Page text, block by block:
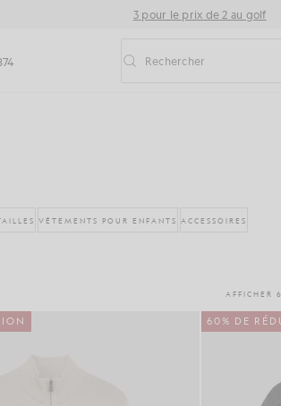
3 pour le prix de 2 au golf
Activer/désactiver la
Rechercher
VÊTEMENTS POUR ENFANTS ACCESSOIRES
AFFICHER
60% DE